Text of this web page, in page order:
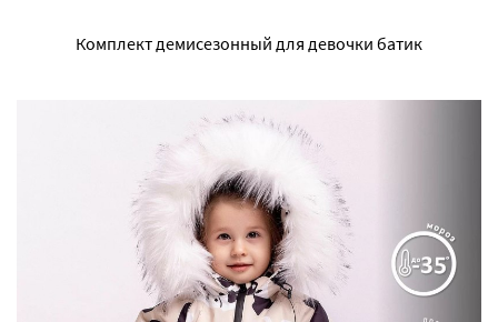
Комплект демисезонный для девочки батик